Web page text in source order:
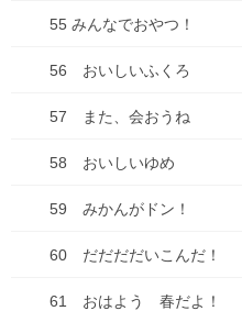
38 カサ カサ たん たん
39 カサのダンス
40 おはなのみつ♡♡♡
41 ケイドロしよう！
42 みんな ステキだね
43 うみって なあに？
44 かいすいよく
55 みんなでおやつ！
56 おいしいふくろ
57 また、会おうね
58 おいしいゆめ
59 みかんがドン！
60 だだだだいこんだ！
61 おはよう 春だよ！